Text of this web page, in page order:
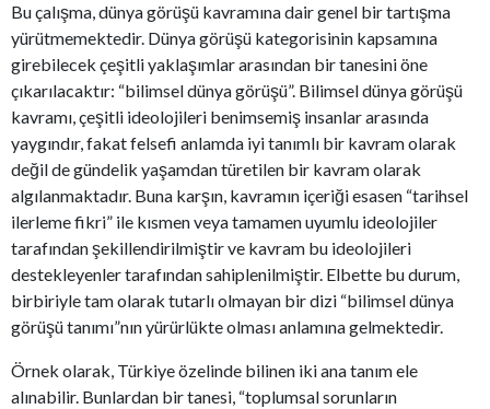
Bu çalışma, dünya görüşü kavramına dair genel bir tartışma
yürütmemektedir. Dünya görüşü kategorisinin kapsamına
girebilecek çeşitli yaklaşımlar arasından bir tanesini öne
çıkarılacaktır: “bilimsel dünya görüşü”. Bilimsel dünya görüşü
kavramı, çeşitli ideolojileri benimsemiş insanlar arasında
yaygındır, fakat felsefi anlamda iyi tanımlı bir kavram olarak
değil de gündelik yaşamdan türetilen bir kavram olarak
algılanmaktadır. Buna karşın, kavramın içeriği esasen “tarihsel
ilerleme fikri” ile kısmen veya tamamen uyumlu ideolojiler
tarafından şekillendirilmiştir ve kavram bu ideolojileri
destekleyenler tarafından sahiplenilmiştir. Elbette bu durum,
birbiriyle tam olarak tutarlı olmayan bir dizi “bilimsel dünya
görüşü tanımı”nın yürürlükte olması anlamına gelmektedir.
Örnek olarak, Türkiye özelinde bilinen iki ana tanım ele
alınabilir. Bunlardan bir tanesi, “toplumsal sorunların